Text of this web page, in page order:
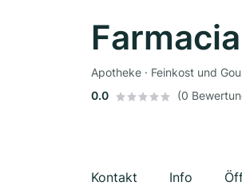
Apotheke · Feinkost und
0.0
(0
Kontakt Info